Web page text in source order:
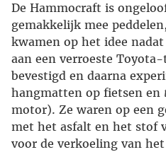
De Hammocraft is
gemakkelijk mee
kwamen op het idee
aan een verroeste
bevestigd en daarna
hangmatten op fietsen en
motor). Ze waren op een
met het asfalt en het stof
voor de verkoeling van